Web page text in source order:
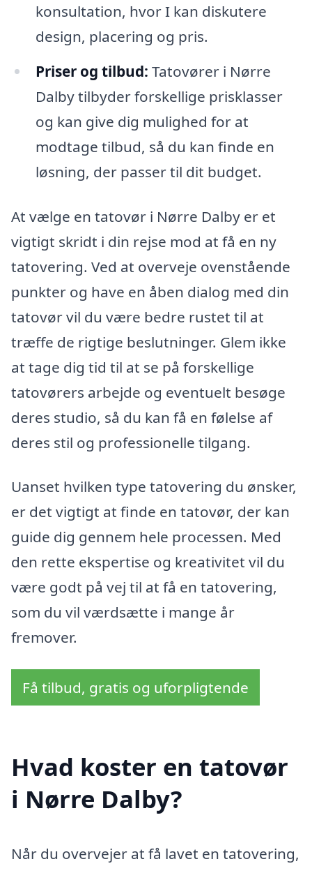
konsultation, hvor I kan diskutere
design, placering og pris.
Priser og tilbud: Tatovører i Nørre
Dalby tilbyder forskellige prisklasser
og kan give dig mulighed for at
modtage tilbud, så du kan finde en
løsning, der passer til dit budget.
At vælge en tatovør i Nørre Dalby er et
vigtigt skridt i din rejse mod at få en ny
tatovering. Ved at overveje ovenstående
punkter og have en åben dialog med din
tatovør vil du være bedre rustet til at
træffe de rigtige beslutninger. Glem ikke
at tage dig tid til at se på forskellige
tatovørers arbejde og eventuelt besøge
deres studio, så du kan få en følelse af
deres stil og professionelle tilgang.
Uanset hvilken type tatovering du ønsker,
er det vigtigt at finde en tatovør, der kan
guide dig gennem hele processen. Med
den rette ekspertise og kreativitet vil du
være godt på vej til at få en tatovering,
som du vil værdsætte i mange år
fremover.
Få tilbud, gratis og uforpligtende
Hvad koster en tatovør
i Nørre Dalby?
Når du overvejer at få lavet en tatovering,